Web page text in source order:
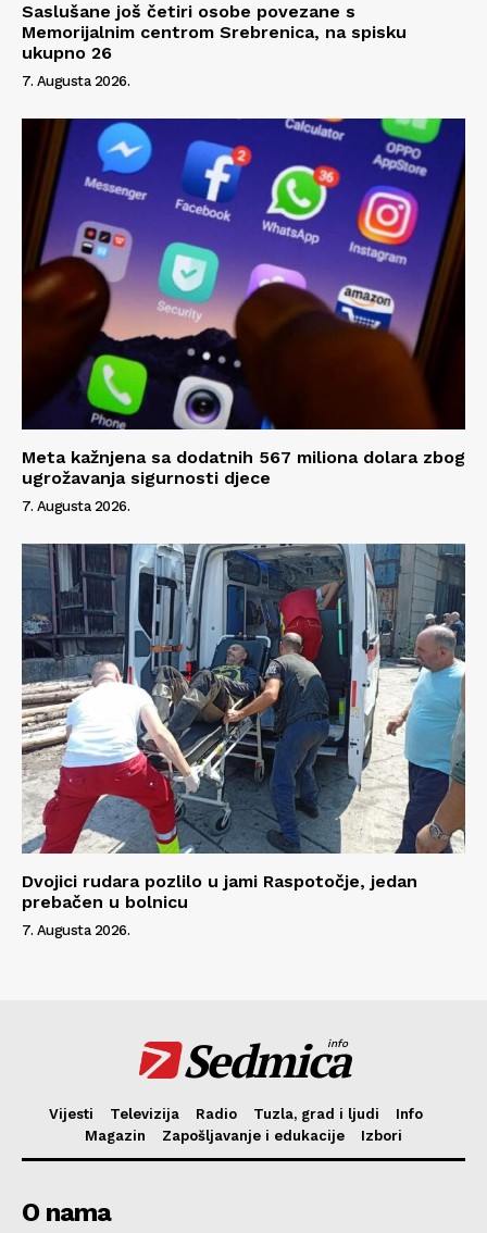
Saslušane još četiri osobe povezane s
Memorijalnim centrom Srebrenica, na spisku
ukupno 26
7. Augusta 2026.
Meta kažnjena sa dodatnih 567 miliona dolara zbog
ugrožavanja sigurnosti djece
7. Augusta 2026.
Dvojici rudara pozlilo u jami Raspotočje, jedan
prebačen u bolnicu
7. Augusta 2026.
Sedmica
info
Vijesti Televizija Radio Tuzla, grad i ljudi
Info
Magazin
Zapošljavanje i edukacije Izbori
O nama